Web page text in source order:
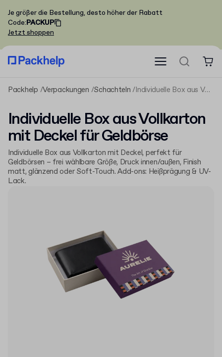
Je größer die Bestellung, desto höher der Rabatt
Code:PACKUP
Jetzt shoppen
Packhelp Verpackungen Schachteln Individuelle Box aus Vollkarton mit Deckel für Geldbörse
Individuelle Box aus Vollkarton
mit Deckel für Geldbörse
Individuelle Box aus Vollkarton mit Deckel, perfekt für
Geldbörsen – frei wählbare Größe, Druck innen/außen, Finish
matt, glänzend oder Soft-Touch. Add-ons: Heißprägung & UV-
Lack.